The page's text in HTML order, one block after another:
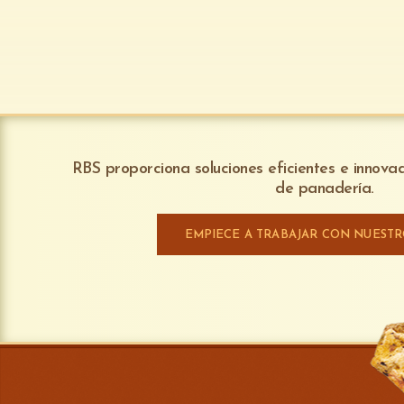
RBS proporciona soluciones eficientes e
de panadería.
EMPIECE A TRABAJAR CON